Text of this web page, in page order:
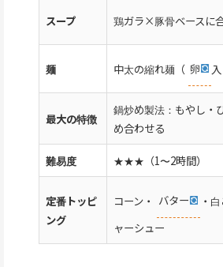
スープ 鶏ガラ×豚骨ベースに
麺 中太の縮れ麺（ 卵
最大の特徴
鍋炒め製法：もやし・
め合わせる
難易度 ★★★（1〜2時間）
定番トッピ
ング
コーン・ バター
・
ャーシュー